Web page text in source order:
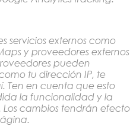
servicios externos como
y proveedores externos
pueden
tu dirección IP, te
Ten en cuenta que esto
la funcionalidad y la
cambios tendrán efecto